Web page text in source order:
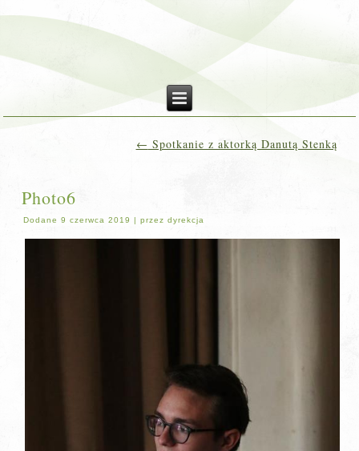
← Spotkanie z aktorką Danutą Stenką
Photo6
Dodane 9 czerwca 2019 |przez dyrekcja